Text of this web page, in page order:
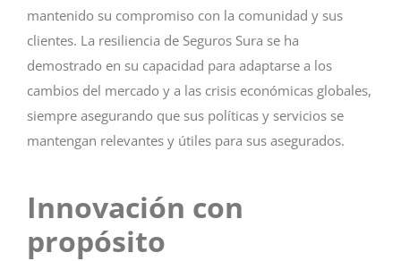
mantenido su compromiso con la comunidad y sus
clientes. La resiliencia de Seguros Sura se ha
demostrado en su capacidad para adaptarse a los
cambios del mercado y a las crisis económicas globales,
siempre asegurando que sus políticas y servicios se
mantengan relevantes y útiles para sus asegurados.
Innovación con
propósito